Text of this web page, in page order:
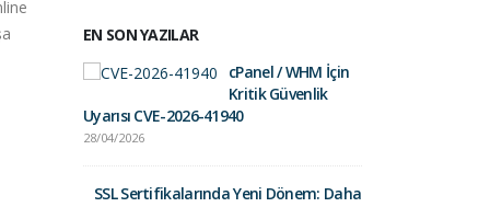
kısaca: "Web sitenizin...
daha fazla oku
EN SON YAZILAR
cPanel / WHM İçin
Kritik Güvenlik
Uyarısı CVE-2026-41940
28/04/2026
SSL Sertifikalarında Yeni Dönem: Daha